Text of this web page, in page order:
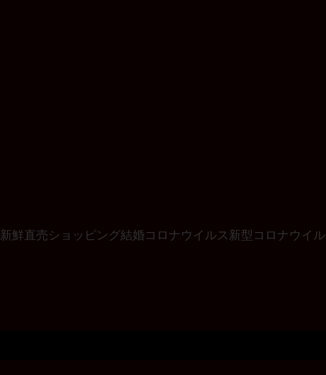
新鮮直売ショッピング結婚 コロナウイルス 新型コロナウイル